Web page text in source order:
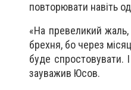
повторювати навіть
«На превеликий жаль,
брехня, бо через
буде спростовувати.
зауважив Юсов.